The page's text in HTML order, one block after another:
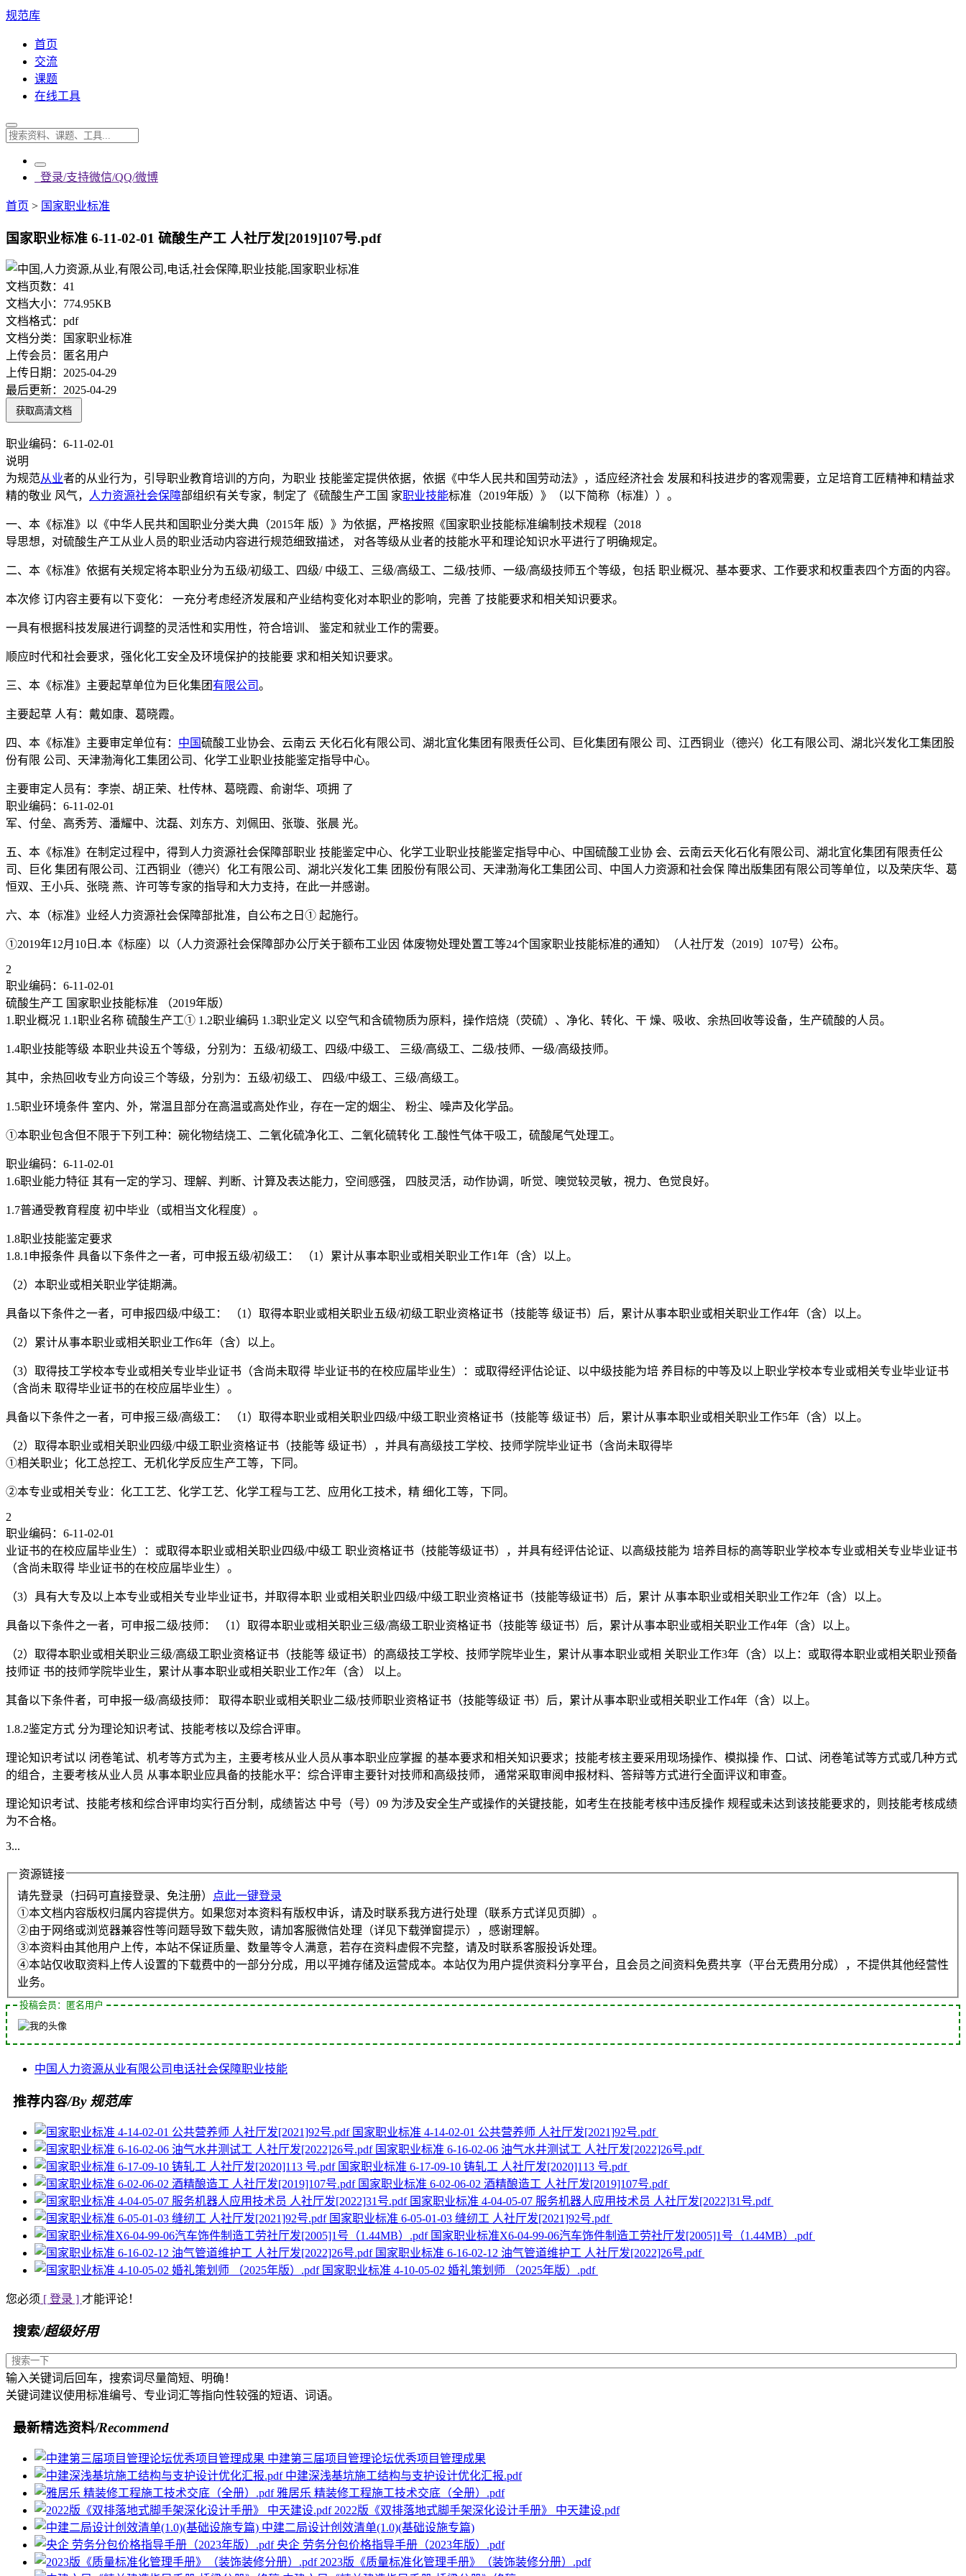
规范库
首页
交流
课题
在线工具
登录/支持微信/QQ/微博
首页 > 国家职业标准
国家职业标准 6-11-02-01 硫酸生产工 人社厅发[2019]107号.pdf
文档页数： 41
文档大小： 774.95KB
文档格式： pdf
文档分类：
国家职业标准
上传会员：
匿名用户
上传日期： 2025-04-29
最后更新： 2025-04-29
获取高清文档
职业编码：6-11-02-01
说明
为规范从业者的从业行为，引导职业教育培训的方向，为职业 技能鉴定提供依据，依据《中华人民共和国劳动法》，适应经济社会 发展和科技进步的客观需要，立足培育工匠精神和精益求
精的敬业 风气， 人力资源社会保障部组织有关专家，制定了《硫酸生产工国 家职业技能标准（2019年版）》（以下简称（标准））。
一、本《标准》以《中华人民共和国职业分类大典（2015年 版）》为依据，严格按照《国家职业技能标准编制技术规程（2018
导思想，对硫酸生产工从业人员的职业活动内容进行规范细致描述， 对各等级从业者的技能水平和理论知识水平进行了明确规定。
二、本《标准》依据有关规定将本职业分为五级/初级工、四级/ 中级工、三级/高级工、二级/技师、一级/高级技师五个等级，包括 职业概况、基本要求、工作要求和权重表四个方面的内容。
本次修 订内容主要有以下变化： 一充分考虑经济发展和产业结构变化对本职业的影响，完善 了技能要求和相关知识要求。
一具有根据科技发展进行调整的灵活性和实用性，符合培训、 鉴定和就业工作的需要。
顺应时代和社会要求，强化化工安全及环境保护的技能要 求和相关知识要求。
三、本《标准》主要起草单位为巨化集团有限公司。
主要起草 人有：戴如康、葛晓霞。
四、本《标准》主要审定单位有： 中国硫酸工业协会、云南云 天化石化有限公司、湖北宜化集团有限责任公司、巨化集团有限公 司、江西铜业（德兴）化工有限公司、湖北兴发化工集团股
份有限 公司、天津渤海化工集团公司、化学工业职业技能鉴定指导中心。
主要审定人员有：李崇、胡正荣、杜传林、葛晓霞、俞谢华、项拥 了
职业编码：6-11-02-01
军、付垒、高秀芳、潘耀中、沈磊、刘东方、刘佩田、张璇、张晨 光。
五、本《标准》在制定过程中，得到人力资源社会保障部职业 技能鉴定中心、化学工业职业技能鉴定指导中心、中国硫酸工业协 会、云南云天化石化有限公司、湖北宜化集团有限责任公
司、巨化 集团有限公司、江西铜业（德兴）化工有限公司、湖北兴发化工集 团股份有限公司、天津渤海化工集团公司、中国人力资源和社会保 障出版集团有限公司等单位，以及荣庆华、葛
恒双、王小兵、张晓 燕、许可等专家的指导和大力支持，在此一并感谢。
六、本（标准》业经人力资源社会保障部批准，自公布之日① 起施行。
①2019年12月10日.本《标座）以（人力资源社会保障部办公厅关于额布工业因 体废物处理处置工等24个国家职业技能标准的通知）（人社厅发（2019〕107号）公布。
2
职业编码：6-11-02-01
硫酸生产工 国家职业技能标准 （2019年版）
1.职业概况 1.1职业名称 硫酸生产工① 1.2职业编码 1.3职业定义 以空气和含硫物质为原料，操作焙烧（荧硫）、净化、转化、干 燥、吸收、余热回收等设备，生产硫酸的人员。
1.4职业技能等级 本职业共设五个等级，分别为：五级/初级工、四级/中级工、 三级/高级工、二级/技师、一级/高级技师。
其中，余热回收专业方向设三个等级，分别为：五级/初级工、 四级/中级工、三级/高级工。
1.5职业环境条件 室内、外，常温且部分在高温或高处作业，存在一定的烟尘、 粉尘、噪声及化学品。
①本职业包含但不限于下列工种：碗化物结烧工、二氧化硫净化工、二氧化硫转化 工.酸性气体干吸工，硫酸尾气处理工。
职业编码：6-11-02-01
1.6职业能力特征 其有一定的学习、理解、判断、计算及表达能力，空间感强， 四肢灵活，动作协调，听觉、噢觉较灵敏，視力、色觉良好。
1.7普通受教育程度 初中毕业（或相当文化程度）。
1.8职业技能鉴定要求
1.8.1申报条件 具备以下条件之一者，可申报五级/初级工： （1）累计从事本职业或相关职业工作1年（含）以上。
（2）本职业或相关职业学徒期满。
具备以下条件之一者，可申报四级/中级工： （1）取得本职业或相关职业五级/初级工职业资格证书（技能等 级证书）后，累计从事本职业或相关职业工作4年（含）以上。
（2）累计从事本职业或相关职业工作6年（含）以上。
（3）取得技工学校本专业或相关专业毕业证书（含尚未取得 毕业证书的在校应届毕业生）：或取得经评估论证、以中级技能为培 养目标的中等及以上职业学校本专业或相关专业毕业证书
（含尚未 取得毕业证书的在校应届毕业生）。
具备以下条件之一者，可申报三级/高级工： （1）取得本职业或相关职业四级/中级工职业资格证书（技能等 级证书）后，累计从事本职业或相关职业工作5年（含）以上。
（2）取得本职业或相关职业四级/中级工职业资格证书（技能等 级证书），并具有高级技工学校、技师学院毕业证书（含尚未取得毕
①相关职业；化工总控工、无机化学反应生产工等，下同。
②本专业或相关专业：化工工艺、化学工艺、化学工程与工艺、应用化工技术，精 细化工等，下同。
2
职业编码：6-11-02-01
业证书的在校应届毕业生）：或取得本职业或相关职业四级/中级工 职业资格证书（技能等级证书），并具有经评估论证、以高级技能为 培养目标的高等职业学校本专业或相关专业毕业证书
（含尚未取得 毕业证书的在校应届毕业生）。
（3）具有大专及以上本专业或相关专业毕业证书，并取得本职 业或相关职业四级/中级工职业资格证书（技能等级证书）后，累计 从事本职业或相关职业工作2年（含）以上。
具备以下条件之一者，可申报二级/技师： （1）取得本职业或相关职业三级/高级工职业资格证书（技能等 级证书）后，累计从事本职业或相关职业工作4年（含）以上。
（2）取得本职业或相关职业三级/高级工职业资格证书（技能等 级证书）的高级技工学校、技师学院毕业生，累计从事本职业或相 关职业工作3年（含）以上：或取得本职业或相关职业预备
技师证 书的技师学院毕业生，累计从事本职业或相关职业工作2年（含） 以上。
其备以下条件者，可申报一级/高级技师： 取得本职业或相关职业二级/技师职业资格证书（技能等级证 书）后，累计从事本职业或相关职业工作4年（含）以上。
1.8.2鉴定方式 分为理论知识考试、技能考核以及综合评审。
理论知识考试以 闭卷笔试、机考等方式为主，主要考核从业人员从事本职业应掌握 的基本要求和相关知识要求；技能考核主要采用现场操作、模拟操 作、口试、闭卷笔试等方式或几种方式
的组合，主要考核从业人员 从事本职业应具备的技能水平：综合评审主要针对技师和高级技师， 通常采取审阅申报材料、答辩等方式进行全面评议和审查。
理论知识考试、技能考核和综合评审均实行百分制，成绩皆达 中号（号）09 为涉及安全生产或操作的关键技能，如考生在技能考核中违反操作 规程或未达到该技能要求的，则技能考核成绩
为不合格。
3...
资源链接
请先登录（扫码可直接登录、免注册）
点此一键登录
①本文档内容版权归属内容提供方。如果您对本资料有版权申诉，请及时联系我方进行处理（联系方式详见页脚）。
②由于网络或浏览器兼容性等问题导致下载失败，请加客服微信处理（详见下载弹窗提示），感谢理解。
③本资料由其他用户上传，本站不保证质量、数量等令人满意，若存在资料虚假不完整，请及时联系客服投诉处理。
④本站仅收取资料上传人设置的下载费中的一部分分成，用以平摊存储及运营成本。本站仅为用户提供资料分享平台，且会员之间资料免费共享（平台无费用分成），不提供其他经营性
业务。
投稿会员：匿名用户
中国 人力资源从业有限公司 电话社会保障职业技能
推荐内容/By 规范库
国家职业标准 4-14-02-01 公共营养师 人社厅发[2021]92号.pdf
国家职业标准 6-16-02-06 油气水井测试工 人社厅发[2022]26号.pdf
国家职业标准 6-17-09-10 铸轧工 人社厅发[2020]113 号.pdf
国家职业标准 6-02-06-02 酒精酿造工 人社厅发[2019]107号.pdf
国家职业标准 4-04-05-07 服务机器人应用技术员 人社厅发[2022]31号.pdf
国家职业标准 6-05-01-03 缝纫工 人社厅发[2021]92号.pdf
国家职业标准X6-04-99-06汽车饰件制造工劳社厅发[2005]1号（1.44MB）.pdf
国家职业标准 6-16-02-12 油气管道维护工 人社厅发[2022]26号.pdf
国家职业标准 4-10-05-02 婚礼策划师 （2025年版）.pdf
您必须 [ 登录 ] 才能评论！
搜索/超级好用
输入关键词后回车，搜索词尽量简短、明确！
关键词建议使用标准编号、专业词汇等指向性较强的短语、词语。
最新精选资料/Recommend
中建第三届项目管理论坛优秀项目管理成果
中建深浅基坑施工结构与支护设计优化汇报.pdf
雅居乐 精装修工程施工技术交底（全册）.pdf
2022版《双排落地式脚手架深化设计手册》 中天建设.pdf
中建二局设计创效清单(1.0)(基础设施专篇)
央企 劳务分包价格指导手册（2023年版）.pdf
2023版《质量标准化管理手册》（装饰装修分册）.pdf